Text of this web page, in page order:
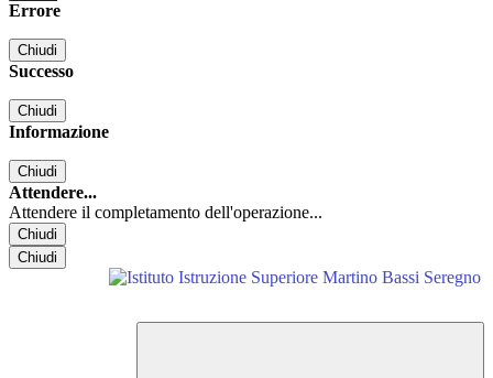
Errore
Chiudi
Successo
Chiudi
Informazione
Chiudi
Attendere...
Attendere il completamento dell'operazione...
Chiudi
Chiudi